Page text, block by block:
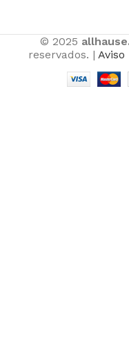
© 2025
reservados. | Aviso